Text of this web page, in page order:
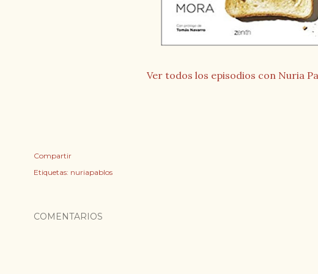
Ver todos los episodios con Nuria
Compartir
Etiquetas: nuriapablos
COMENTARIOS